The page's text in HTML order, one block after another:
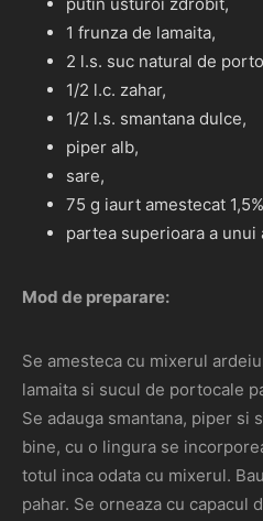
1 frunza de lamaita,
2 l.s. suc natural de
1/2 l.c. zahar,
1/2 l.s. smantana dulce,
piper alb,
sare,
75 g iaurt amestecat
partea superioara a
Mod de preparare:
Se amesteca cu mixerul
lamaita si sucul de portocale
Se adauga smantana, piper si
bine, cu o lingura se
totul inca odata cu mixerul.
pahar. Se orneaza cu capacul